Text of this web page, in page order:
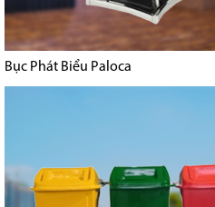
Bục Phát Biểu Paloca